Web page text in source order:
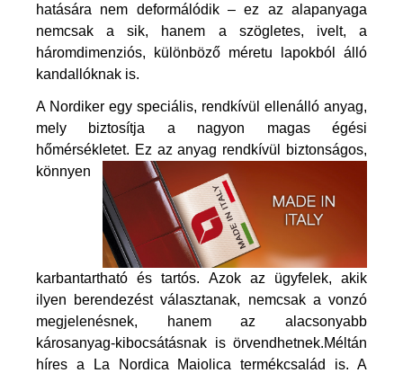
hatására nem deformálódik – ez az alapanyaga
nemcsak a sik, hanem a szögletes, ivelt, a
háromdimenziós, különböző méretu lapokból álló
kandallóknak is.
A Nordiker egy speciális, rendkívül ellenálló anyag,
mely biztosítja a nagyon magas égési
hőmérsékletet. Ez az anyag rendkívül
biztonságos,
könnyen
karbantartható és tartós. Azok az ügyfelek, akik
ilyen berendezést választanak, nemcsak a vonzó
megjelenésnek, hanem az alacsonyabb
károsanyag-kibocsátásnak is örvendhetnek.Méltán
híres a La Nordica Maiolica termékcsalád is. A